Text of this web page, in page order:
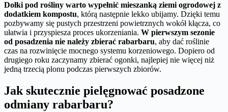
Dołki pod rośliny warto wypełnić mieszanką ziemi ogrodowej z
dodatkiem kompostu, którą następnie lekko ubijamy. Dzięki temu
pozbywamy się pustych przestrzeni powietrznych wokół kłącza, co
ułatwia i przyspiesza proces ukorzeniania. W pierwszym sezonie
od posadzenia nie należy zbierać rabarbaru, aby dać roślinie
czas na rozwinięcie mocnego systemu korzeniowego. Dopiero od
drugiego roku zaczynamy zbierać ogonki, najlepiej nie więcej niż
jedną trzecią plonu podczas pierwszych zbiorów.
Jak skutecznie pielęgnować posadzone
odmiany rabarbaru?